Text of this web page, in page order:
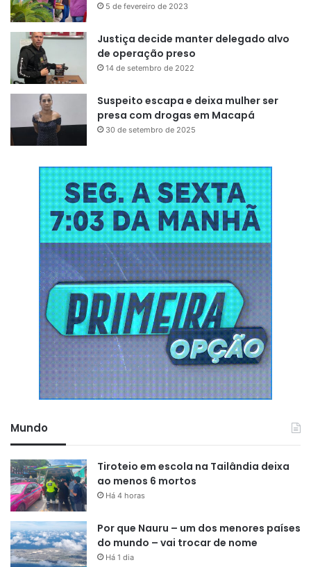
5 de fevereiro de 2023
Justiça decide manter delegado alvo
de operação preso
14 de setembro de 2022
Suspeito escapa e deixa mulher ser
presa com drogas em Macapá
30 de setembro de 2025
Mundo
Tiroteio em escola na Tailândia deixa
ao menos 6 mortos
Há 4 horas
Por que Nauru – um dos menores países
do mundo – vai trocar de nome
Há 1 dia